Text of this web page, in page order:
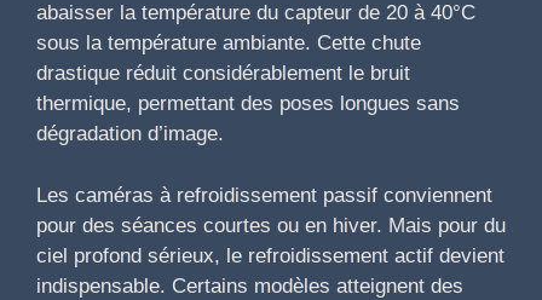
abaisser la température du capteur de 20 à 40°C
sous la température ambiante. Cette chute
drastique réduit considérablement le bruit
thermique, permettant des poses longues sans
dégradation d’image.
Les caméras à refroidissement passif conviennent
pour des séances courtes ou en hiver. Mais pour du
ciel profond sérieux, le refroidissement actif devient
indispensable. Certains modèles atteignent des